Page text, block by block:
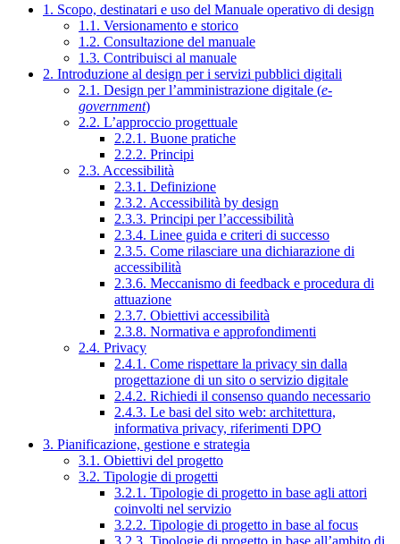
1. Scopo, destinatari e uso del Manuale operativo di design
1.1. Versionamento e storico
1.2. Consultazione del manuale
1.3. Contribuisci al manuale
2. Introduzione al design per i servizi pubblici digitali
2.1. Design per l’amministrazione digitale (e-
government)
2.2. L’approccio progettuale
2.2.1. Buone pratiche
2.2.2. Principi
2.3. Accessibilità
2.3.1. Definizione
2.3.2. Accessibilità by design
2.3.3. Principi per l’accessibilità
2.3.4. Linee guida e criteri di successo
2.3.5. Come rilasciare una dichiarazione di
accessibilità
2.3.6. Meccanismo di feedback e procedura di
attuazione
2.3.7. Obiettivi accessibilità
2.3.8. Normativa e approfondimenti
2.4. Privacy
2.4.1. Come rispettare la privacy sin dalla
progettazione di un sito o servizio digitale
2.4.2. Richiedi il consenso quando necessario
2.4.3. Le basi del sito web: architettura,
informativa privacy, riferimenti DPO
3. Pianificazione, gestione e strategia
3.1. Obiettivi del progetto
3.2. Tipologie di progetti
3.2.1. Tipologie di progetto in base agli attori
coinvolti nel servizio
3.2.2. Tipologie di progetto in base al focus
3.2.3. Tipologie di progetto in base all’ambito di